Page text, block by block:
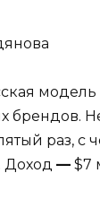
брендов.
раз, с
Доход — $7